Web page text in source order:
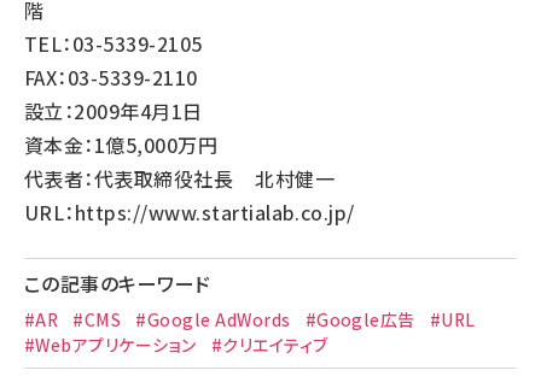
階
TEL：03-5339-2105
FAX：03-5339-2110
設立：2009年4月1日
資本金：1億5,000万円
代表者：代表取締役社長 北村健一
URL：https://www.startialab.co.jp/
この記事のキーワード
#AR #CMS #Google AdWords #Google広告
#URL
#Webアプリケーション
#クリエイティブ